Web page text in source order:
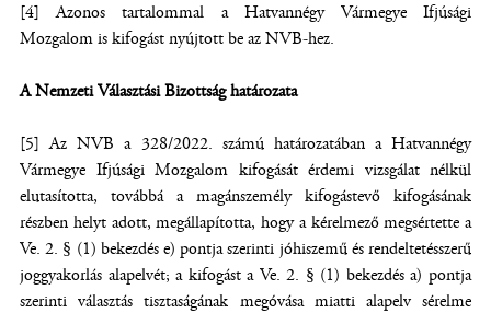
[4] Azonos tartalommal a Hatvannégy Vármegye Ifjúsági
Mozgalom is kifogást nyújtott be az NVB-hez.
A Nemzeti Választási Bizottság határozata
[5] Az NVB a 328/2022. számú határozatában a Hatvannégy
Vármegye Ifjúsági Mozgalom kifogását érdemi vizsgálat nélkül
elutasította, továbbá a magánszemély kifogástevő kifogásának
részben helyt adott, megállapította, hogy a kérelmező megsértette a
Ve. 2. § (1) bekezdés e) pontja szerinti jóhiszemű és rendeltetésszerű
joggyakorlás alapelvét; a kifogást a Ve. 2. § (1) bekezdés a) pontja
szerinti választás tisztaságának megóvása miatti alapelv sérelme